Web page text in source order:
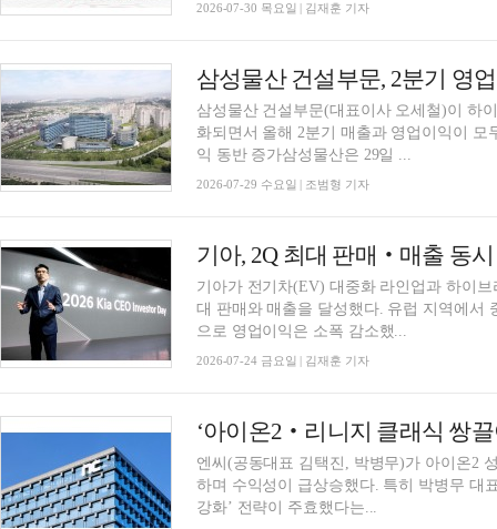
2026-07-30 목요일 | 김재훈 기자
삼성물산 건설부문(대표이사 오세철)이 하
화되면서 올해 2분기 매출과 영업이익이
익 동반 증가삼성물산은 29일 ...
2026-07-29 수요일 | 조범형 기자
기아, 2Q 최대 판매‧매출 동
기아가 전기차(EV) 대중화 라인업과 하이
대 판매와 매출을 달성했다. 유럽 지역에서
으로 영업이익은 소폭 감소했...
2026-07-24 금요일 | 김재훈 기자
엔씨(공동대표 김택진, 박병무)가 아이온2
하며 수익성이 급상승했다. 특히 박병무 대
강화’ 전략이 주효했다는...